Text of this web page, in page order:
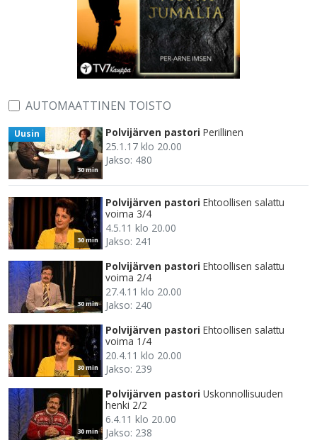
AUTOMAATTINEN TOISTO
30 min
Uusin Polvijärven pastori Perillinen
25.1.17 klo 20.00
Jakso: 480
30 min
Polvijärven pastori Ehtoollisen salattu
voima 3/4
4.5.11 klo 20.00
Jakso: 241
30 min
Polvijärven pastori Ehtoollisen salattu
voima 2/4
27.4.11 klo 20.00
Jakso: 240
30 min
Polvijärven pastori Ehtoollisen salattu
voima 1/4
20.4.11 klo 20.00
Jakso: 239
30 min
Polvijärven pastori Uskonnollisuuden
henki 2/2
6.4.11 klo 20.00
Jakso: 238